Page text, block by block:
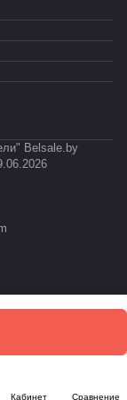
Кабинет Сравнение
Belsale.by